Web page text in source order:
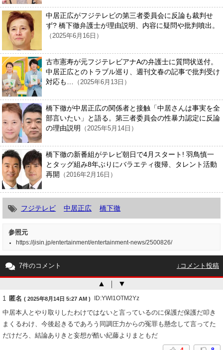
中居正広がフジテレビの第三者委員会に反論も裁判せ
ず? 橋下徹弁護士が理由説明、内容に疑問や批判噴出。
（2025年6月16日）
古市憲寿が元フジテレビアナAの弁護士に質問状送付。
中居正広とのトラブル巡り、週刊文春の記事で批判受け
対応も…
（2025年6月13日）
橋下徹が中居正広の関係者と接触「中居さんは事実を全
部言いたい」と語る。第三者委員会の性暴力認定に反論
の理由説明
（2025年5月14日）
橋下徹の新番組がテレビ朝日で4月スタート! 羽鳥慎一
とタッグ組み8年ぶりにバラエティ復帰、タレント活動
再開
（2016年2月16日）
フジテレビ 中居正広 橋下徹
参照元
https://jisin.jp/entertainment/entertainment-news/2500826/
7件のコメント ↓コメント投稿
▲ ｜ ▼
1 匿名 ( 2025年8月14日 5:27 AM ) ID:YWI1OTM2Yz
中居本人とやり取りしたわけではないと言っているのに保護だ保護だ叩き
まくるわけ、今後起きるであろう同調圧力からの冤罪も懸念して言ってた
だけだろ、結論ありきと妄想が酷い紀藤よりまともだ